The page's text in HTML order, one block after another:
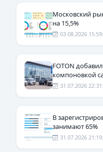
Московский
на 15,5%
03.08.2026
FOTON
компоновкой
31.07.2026
В
занимают 65%
31.07.2026